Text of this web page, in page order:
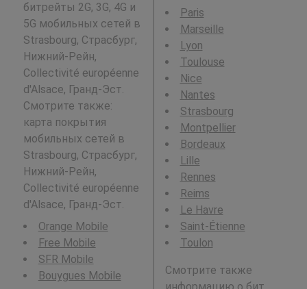
битрейты 2G, 3G, 4G и
5G мобильных сетей в
Strasbourg, Страсбург,
Нижний-Рейн,
Collectivité européenne
d'Alsace, Гранд-Эст.
Смотрите также:
карта покрытия
мобильных сетей в
Strasbourg, Страсбург,
Нижний-Рейн,
Collectivité européenne
d'Alsace, Гранд-Эст.
Orange Mobile
Free Mobile
SFR Mobile
Bouygues Mobile
Paris
Marseille
Lyon
Toulouse
Nice
Nantes
Strasbourg
Montpellier
Bordeaux
Lille
Rennes
Reims
Le Havre
Saint-Étienne
Toulon
Смотрите также